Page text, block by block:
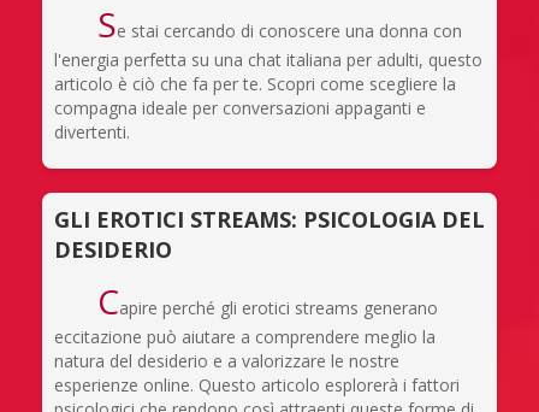
Se stai cercando di conoscere una donna con
l'energia perfetta su una chat italiana per adulti, questo
articolo è ciò che fa per te. Scopri come scegliere la
compagna ideale per conversazioni appaganti e
divertenti.
GLI EROTICI STREAMS: PSICOLOGIA DEL
DESIDERIO
Capire perché gli erotici streams generano
eccitazione può aiutare a comprendere meglio la
natura del desiderio e a valorizzare le nostre
esperienze online. Questo articolo esplorerà i fattori